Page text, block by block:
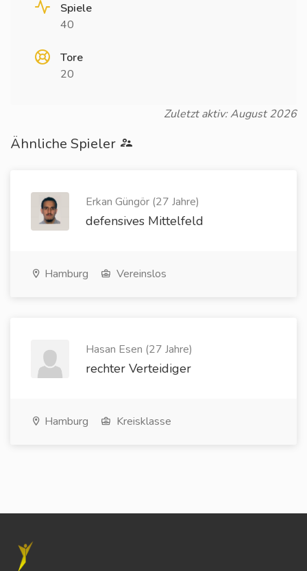
Spiele
40
Tore
20
Zuletzt aktiv: August 2026
Ähnliche Spieler
Erkan Güngör (27 Jahre)
defensives Mittelfeld
Hamburg Vereinslos
Hasan Esen (27 Jahre)
rechter Verteidiger
Hamburg Kreisklasse